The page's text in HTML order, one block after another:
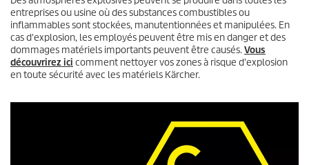
entreprises ou usine où des substances combustibles ou
inflammables sont stockées, manutentionnées et manipulées. En
cas d'explosion, les employés peuvent être mis en danger et des
dommages matériels importants peuvent être causés.Vous
découvrirez ici comment nettoyer vos zones à risque d'explosion
en toute sécurité avec les matériels Kärcher.